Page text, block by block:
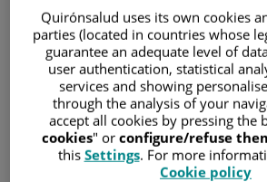
(28043)
Hospital
Hospital
Barcelona
Hospital
Zaragoza
Hospital
Quirónsalud uses its own cookies
parties (located in countries whose
guarantee an adequate level of
user authentication, statistical
services and showing
through the analysis of your
accept all cookies by pressing the
cookies" or configure/refuse
this Settings. For more
Cookie policy